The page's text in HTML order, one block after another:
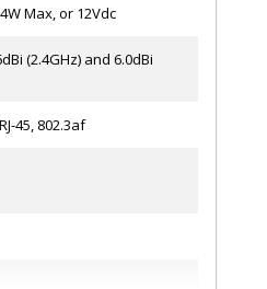
Max, or 12Vdc
(2.4GHz) and 6.0dBi
45, 802.3af